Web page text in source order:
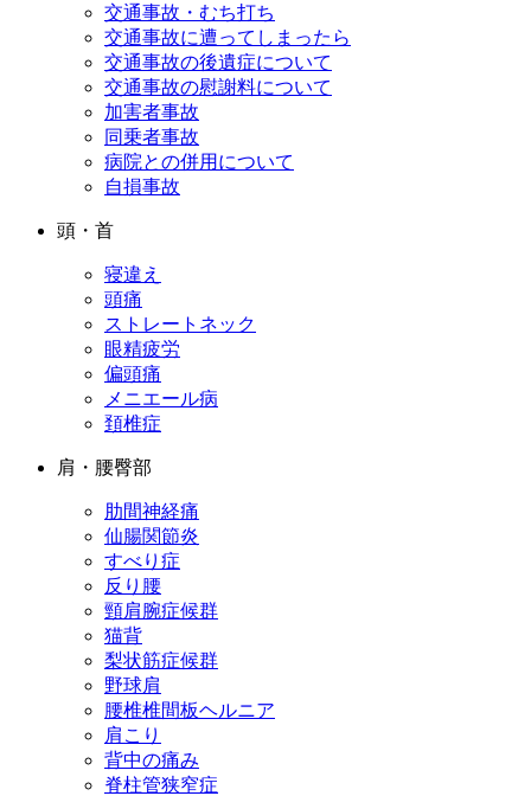
交通事故・むち打ち
交通事故に遭ってしまったら
交通事故の後遺症について
交通事故の慰謝料について
加害者事故
同乗者事故
病院との併用について
自損事故
頭・首
寝違え
頭痛
ストレートネック
眼精疲労
偏頭痛
メニエール病
頚椎症
肩・腰臀部
肋間神経痛
仙腸関節炎
すべり症
反り腰
頸肩腕症候群
猫背
梨状筋症候群
野球肩
腰椎椎間板ヘルニア
肩こり
背中の痛み
脊柱管狭窄症